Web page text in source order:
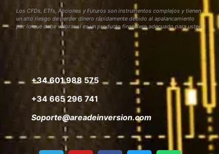
Los CFDs, ETfs, Acciones y Futuros son instrumentos complejos y tienen
un alto riesgo de perder dinero rápidamente debido al apalancamiento
por lo que debe valorar si es un producto financiero adecuado para usted
+34 601 988 575
+34 665 296 741
Soporte@areadeinversion.com